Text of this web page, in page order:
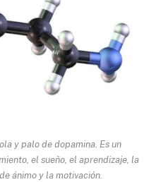
y palo de dopamina. Es un
el sueño, el aprendizaje, la
ánimo y la motivación.